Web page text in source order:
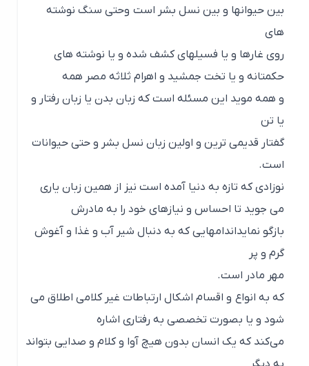
بین حیوانها و بین نسل بشر است وحتی سنگ نوشته
روی غارها و یا فسیلهای کشف شده و یا نوشته های
حکمتانه و یا تخت جمشید و اهرام ثلاثه مصر همه
و همه موید این مسئله است که زبان بدن یا زبان رفتار و
یا تن
گفتار قدیمی ترین و اولین زبان نسل بشر و حتی حیوانات
است.
نوزادی که تازه به دنیا آمده است نیز از همین زبان یاری
می جوید تا احساس و نیازهای خود را به مادرش
بازگو نمایداندامهایی که به دنبال شیر آب و غذا و آغوش
گرم و پر
مهر مادر است.
که به انواع و اقسام اشکال ارتباطات غیر کلامی اطلاق می
شود و یا بصورت تخصصی به رفتاری اشاره
می‌کند که یک انسان بدون هیچ آوا و کلام و صدایی بتواند